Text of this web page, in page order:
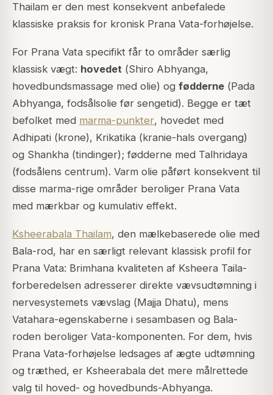
Thailam er den mest konsekvent anbefalede
klassiske praksis for kronisk Prana Vata-forhøjelse.
For Prana Vata specifikt får to områder særlig
klassisk vægt: hovedet (Shiro Abhyanga,
hovedbundsmassage med olie) og fødderne (Pada
Abhyanga, fodsålsolie før sengetid). Begge er tæt
befolket med marma-punkter, hovedet med
Adhipati (krone), Krikatika (kranie-hals overgang)
og Shankha (tindinger); fødderne med Talhridaya
(fodsålens centrum). Varm olie påført konsekvent til
disse marma-rige områder beroliger Prana Vata
med mærkbar og kumulativ effekt.
Ksheerabala Thailam, den mælkebaserede olie med
Bala-rod, har en særligt relevant klassisk profil for
Prana Vata: Brimhana kvaliteten af Ksheera Taila-
forberedelsen adresserer direkte vævsudtømning i
nervesystemets vævslag (Majja Dhatu), mens
Vatahara-egenskaberne i sesambasen og Bala-
roden beroliger Vata-komponenten. For dem, hvis
Prana Vata-forhøjelse ledsages af ægte udtømning
og træthed, er Ksheerabala det mere målrettede
valg til hoved- og hovedbunds-Abhyanga.